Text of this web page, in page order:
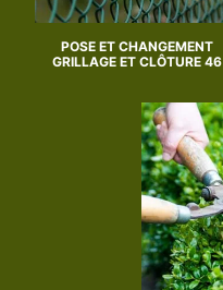
POSE ET CHANGEMENT
GRILLAGE ET CLÔTURE 46